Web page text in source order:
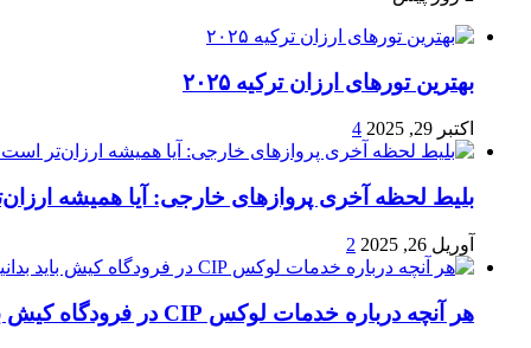
بهترین تورهای ارزان ترکیه ۲۰۲۵
اکتبر 29, 2025 4
بلیط لحظه آخری پروازهای خارجی: آیا همیشه
آوریل 26, 2025 2
هر آنچه درباره خدمات لوکس CIP در فرودگاه‌ کیش باید بدانید